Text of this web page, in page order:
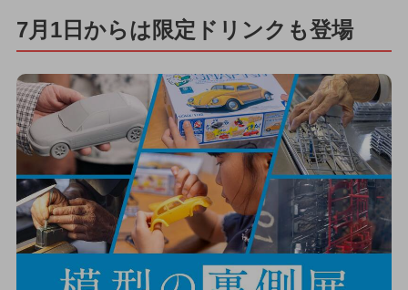
7月1日からは限定ドリンクも登場